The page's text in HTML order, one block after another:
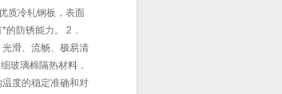
质冷轧钢板，表面
的防锈能力。 2．
滑、流畅、极易清
玻璃棉隔热材料，
度的稳定准确和对